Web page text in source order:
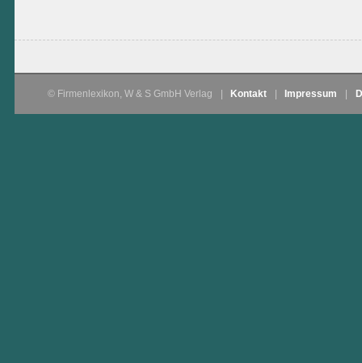
© Firmenlexikon, W & S GmbH Verlag Kontakt Impressum